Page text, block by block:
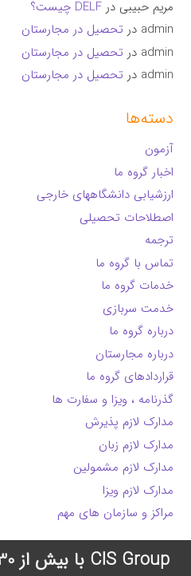
مریم حبیبی درDELF چیست؟
admin در تحصیل در مجارستان
admin در تحصیل در مجارستان
admin در تحصیل در مجارستان
دسته‌ها
آزمون
اخبار گروه ما
ارزشیابی دانشگاههای خارجی
اصطلاحات تحصیلی
ترجمه
تماس با گروه ما
خدمات گروه ما
خدمت سربازی
درباره گروه ما
درباره مجارستان
قراردادهای گروه ما
گذرنامه ، ویزا و سفارت ها
مدارک لازم پذیرش
مدارک لازم زبان
مدارک لازم مشمولین
مدارک لازم ویزا
مراکز و سازمان های مهم